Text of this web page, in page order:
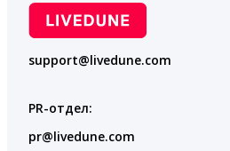
support@livedune.com
PR-отдел:
pr@livedune.com